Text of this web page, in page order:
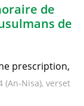
de
de
prescription,
(An-Nisa), verset